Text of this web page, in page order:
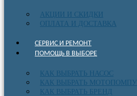
АКЦИИ И СКИДКИ
ОПЛАТА И ДОСТАВКА
СЕРВИС И РЕМОНТ
ПОМОЩЬ В ВЫБОРЕ
КАК ВЫБРАТЬ НАСОС
КАК ВЫБРАТЬ МОТОПОМПУ
КАК ВЫБРАТЬ БРЕНД